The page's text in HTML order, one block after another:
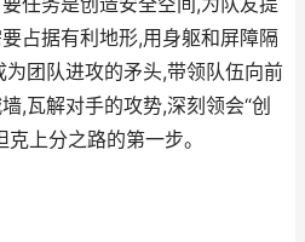
占据有利地形,用身躯和屏障隔
团队进攻的矛头,带领队伍向前
,瓦解对手的攻势,深刻领会“创
上分之路的第一步。